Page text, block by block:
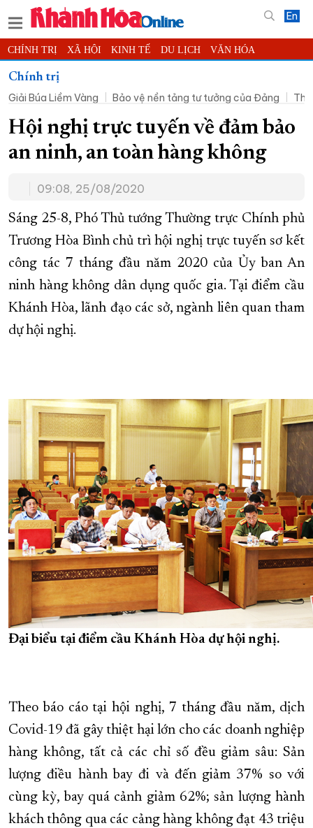
En
CHÍNH TRỊ XÃ HỘI KINH TẾ DU LỊCH VĂN HÓA
THỂ THAO
KHOA HỌC - CÔNG NGHỆ PHÁP LUẬT BẠN ĐỌC PHÓNG SỰ
THẾ GIỚI MULTIMEDIA VIDEO ĐỌC BÁO ONLINE
PODCAST THÔNG TIN - QUẢNG CÁO
TRƯỜNG SA BIỂN ĐẢO QUÊ HƯƠNG
CHUNG TAY CẢI CÁCH HÀNH CHÍNH
XÂY DỰNG NÔNG THÔN MỚI LỊCH CẮT ĐIỆN
TÀU - XE - MÁY BAY
KỶ NIỆM 370 NĂM XÂY DỰNG VÀ PHÁT TRIỂN TỈNH KHÁNH HÒA
KHOẢNH KHẮC ĐẸP XỨ TRẦM
XÂY DỰNG KHÁNH HÒA TRỞ THÀNH THÀNH PHỐ TRỰC THUỘC
Chính trị
Giải Búa Liềm Vàng
Bảo vệ nền tảng tư tưởng của Đảng
Hội nghị trực tuyến về đảm bảo
an ninh, an toàn hàng không
09:08, 25/08/2020
Sáng 25-8, Phó Thủ tướng Thường trực Chính phủ
Trương Hòa Bình chủ trì hội nghị trực tuyến sơ kết
công tác 7 tháng đầu năm 2020 của Ủy ban An
ninh hàng không dân dụng quốc gia. Tại điểm cầu
Khánh Hòa, lãnh đạo các sở, ngành liên quan tham
dự hội nghị.
Đại biểu tại điểm cầu Khánh Hòa dự hội nghị.
Theo báo cáo tại hội nghị, 7 tháng đầu năm, dịch
Covid-19 đã gây thiệt hại lớn cho các doanh nghiệp
hàng không, tất cả các chỉ số đều giảm sâu: Sản
lượng điều hành bay đi và đến giảm 37% so với
cùng kỳ, bay quá cảnh giảm 62%; sản lượng hành
khách thông qua các cảng hàng không đạt 43 triệu